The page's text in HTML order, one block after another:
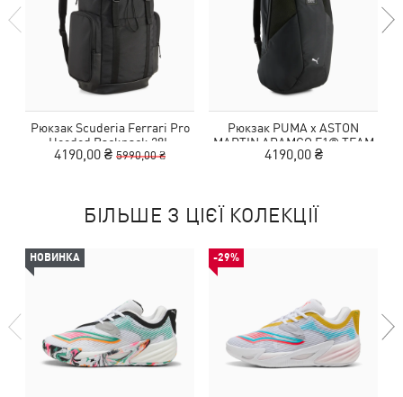
Рюкзак Scuderia Ferrari Pro
Hooded Backpack 28L
4190,00 ₴ 5990,00 ₴
Рюкзак PUMA x ASTON
MARTIN ARAMCO F1® TEAM
22L Backpack
4190,00 ₴
БІЛЬШЕ З ЦІЄЇ КОЛЕКЦІЇ
НОВИНКА -29%